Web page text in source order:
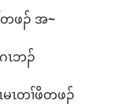
တဖၣ်​ အ~
ၤ​ဘၣ်
ၤတၢ်​ဖိ​တဖၣ်